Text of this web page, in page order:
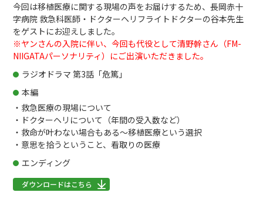
今回は移植医療に関する現場の声をお届けするため、長岡赤十
字病院 救急科医師・ドクターヘリフライトドクターの谷本先生
をゲストにお迎えしました。
※ヤンさんの入院に伴い、今回も代役として清野幹さん（FM-
NIIGATAパーソナリティ）にご出演いただきました。
ラジオドラマ 第3話「危篤」
本編
・救急医療の現場について
・ドクターヘリについて（年間の受入数など）
・救命が叶わない場合もある～移植医療という選択
・意思を拾うということ、看取りの医療
エンディング
ダウンロードはこちら